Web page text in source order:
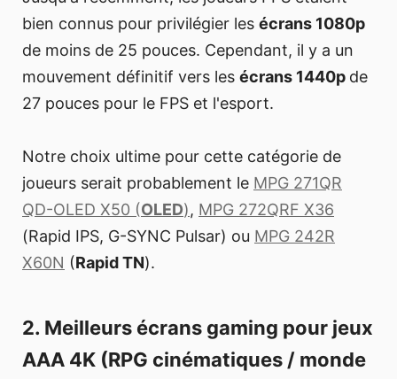
bien connus pour privilégier les écrans 1080p
de moins de 25 pouces. Cependant, il y a un
mouvement définitif vers les écrans 1440p de
27 pouces pour le FPS et l'esport.
Notre choix ultime pour cette catégorie de
joueurs serait probablement le MPG 271QR
QD-OLED X50 (OLED), MPG 272QRF X36
(Rapid IPS, G-SYNC Pulsar) ou MPG 242R
X60N (Rapid TN).
2. Meilleurs écrans gaming pour jeux
AAA 4K (RPG cinématiques / monde